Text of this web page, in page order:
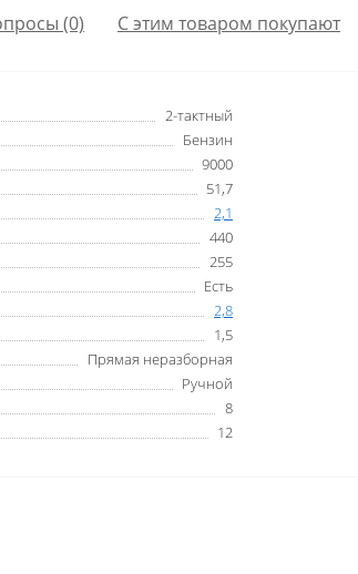
(0) С этим товаром покупают
2-тактный
Бензин
9000
51,7
2,1
440
255
Есть
2,8
1,5
Прямая неразборная
Ручной
8
12